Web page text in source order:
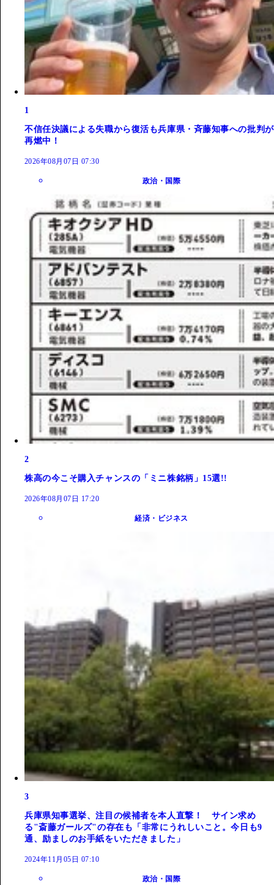
1
不信任決議による失職から復活も兵庫県・斉藤知事への批判が
再燃中！
2026年08月07日 07:30
政治・国際
2
株高の今こそ購入チャンスの「ミニ株銘柄」15選!!
2026年08月07日 17:20
経済・ビジネス
3
兵庫県知事選挙、注目の候補者を本人直撃！ サイン求め
る"斎藤ガールズ"の存在も「非常にうれしいこと。今日も9
通、励ましのお手紙をいただきました」
2024年11月05日 07:10
政治・国際